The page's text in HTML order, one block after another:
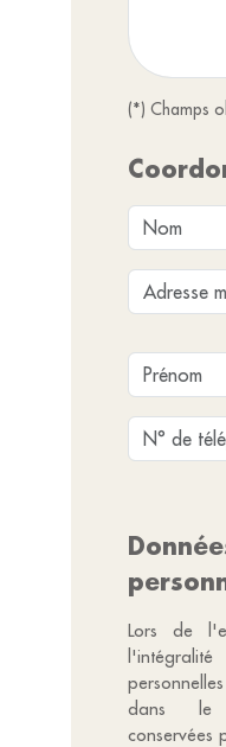
(*) Champs
Lors de
dans le
conservées